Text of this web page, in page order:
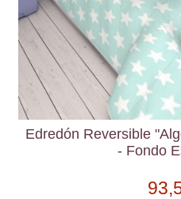
Edredón Reversible
- Fondo